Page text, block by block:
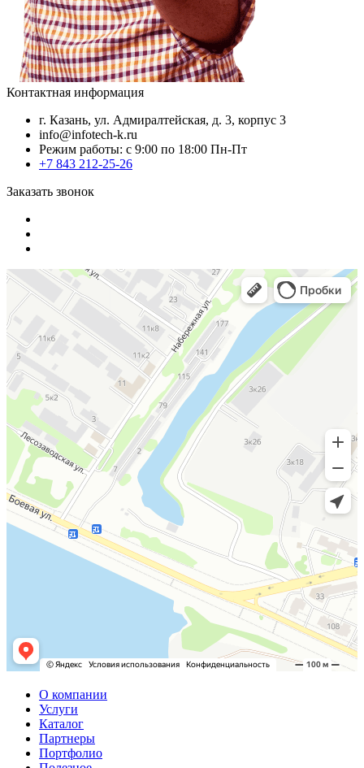
Контактная информация
г. Казань, ул. Адмиралтейская, д. 3, корпус 3
info@infotech-k.ru
Режим работы: с 9:00 по 18:00 Пн-Пт
+7 843 212-25-26
Заказать звонок
О компании
Услуги
Каталог
Партнеры
Портфолио